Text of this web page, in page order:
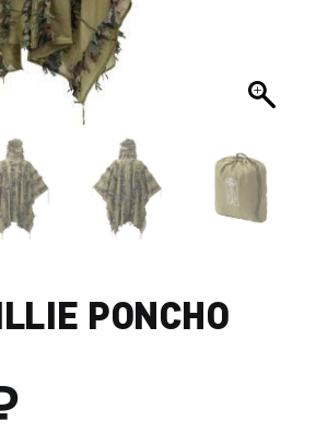
PONCHO